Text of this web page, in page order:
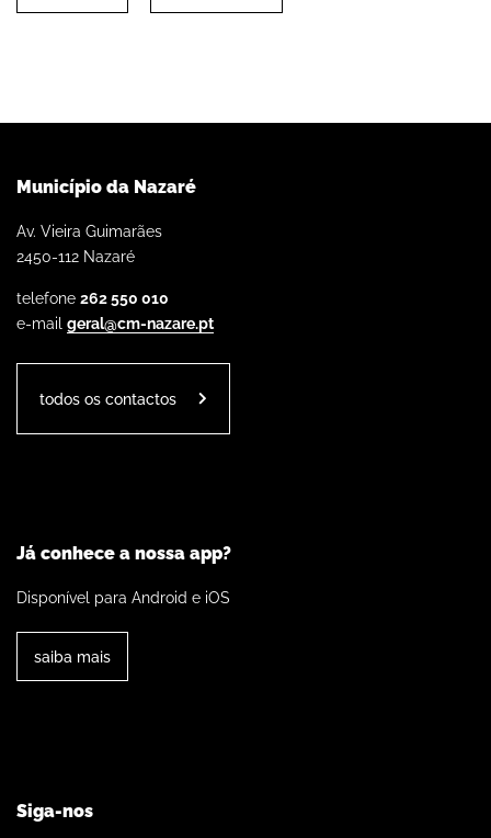
Município da Nazaré
Av. Vieira Guimarães
2450-112 Nazaré
telefone 262 550 010
e-mail geral@cm-nazare.pt
todos os contactos
Já conhece a nossa app?
Disponível para Android e iOS
saiba mais
Siga-nos